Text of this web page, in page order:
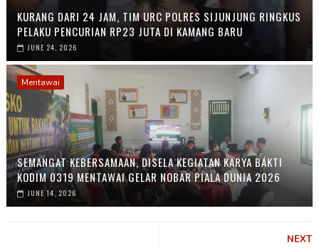
KURANG DARI 24 JAM, TIM URC POLRES SIJUNJUNG RINGKUS
PELAKU PENCURIAN RP23 JUTA DI KAMANG BARU
JUNE 24, 2026
Mentawai
SEMANGAT KEBERSAMAAN, DISELA KEGIATAN KARYA BAKTI
KODIM 0319 MENTAWAI GELAR NOBAR PIALA DUNIA 2026
JUNE 14, 2026
NEXT